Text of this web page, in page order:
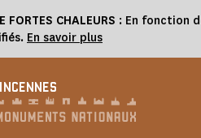
FORTES CHALEURS : En fonction
En savoir plus